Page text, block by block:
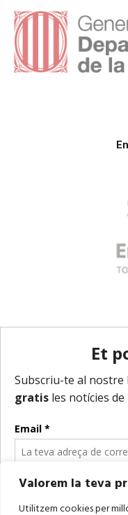
Valorem la teva
Utilitzem cookies per